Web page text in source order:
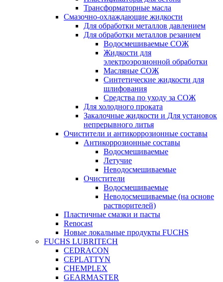
Трансформаторные масла
Смазочно-охлаждающие жидкости
Для обработки металлов давлением
Для обработки металлов резанием
Водосмешиваемые СОЖ
Жидкости для
электроэрозионной обработки
Масляные СОЖ
Синтетические жидкости для
шлифования
Средства по уходу за СОЖ
Для холодного проката
Закалочные жидкости и Для установок
непрерывного литья
Очистители и антикоррозионные составы
Антикоррозионные составы
Водосмешиваемые
Летучие
Неводосмешиваемые
Очистители
Водосмешиваемые
Неводосмешиваемые (на основе
растворителей)
Пластичные смазки и пасты
Renocast
Новые локальные продукты FUCHS
FUCHS LUBRITECH
CEDRACON
CEPLATTYN
CHEMPLEX
GEARMASTER